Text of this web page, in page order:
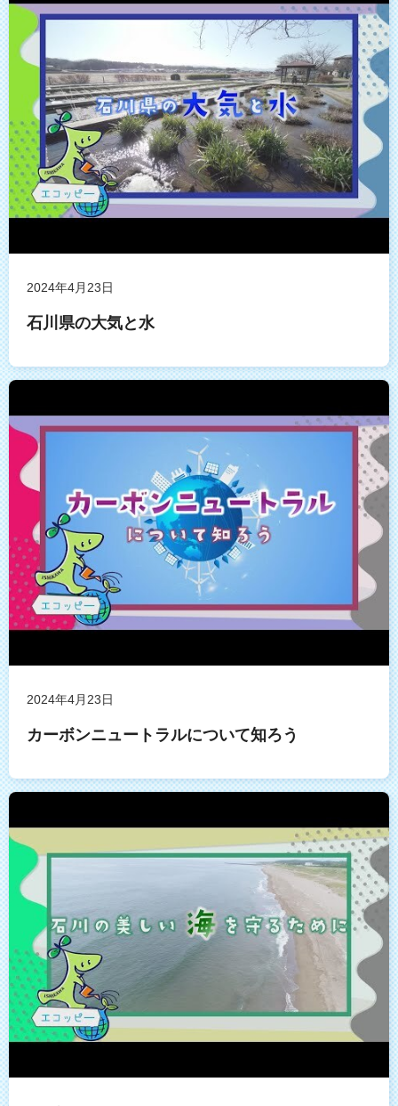
2024年4月23日
石川県の大気と水
2024年4月23日
カーボンニュートラルについて知ろう